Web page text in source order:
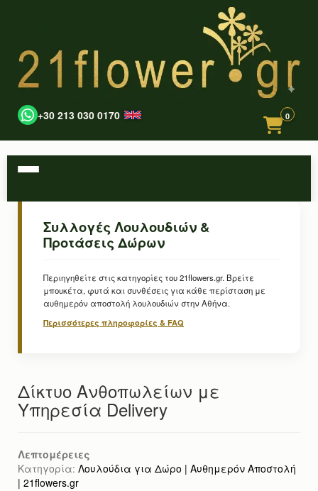
+30 213 030 0170 0
Συλλογές Λουλουδιών &
Προτάσεις Δώρων
Περιηγηθείτε στις κατηγορίες του 21flowers.gr. Βρείτε
μπουκέτα, φυτά και συνθέσεις για κάθε περίσταση με
αυθημερόν αποστολή λουλουδιών στην Αθήνα.
Περισσότερες πληροφορίες & FAQ
Δίκτυο Ανθοπωλείων με
Υπηρεσία Delivery
Λεπτομέρειες
Κατηγορία: Λουλούδια για Δώρο | Αυθημερόν Αποστολή
| 21flowers.gr